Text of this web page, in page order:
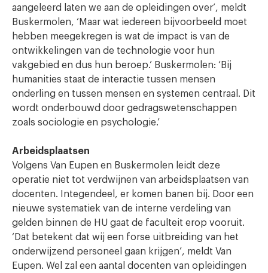
aangeleerd laten we aan de opleidingen over’, meldt
Buskermolen, ‘Maar wat iedereen bijvoorbeeld moet
hebben meegekregen is wat de impact is van de
ontwikkelingen van de technologie voor hun
vakgebied en dus hun beroep.’ Buskermolen: ‘Bij
humanities staat de interactie tussen mensen
onderling en tussen mensen en systemen centraal. Dit
wordt onderbouwd door gedragswetenschappen
zoals sociologie en psychologie.’
Arbeidsplaatsen
Volgens Van Eupen en Buskermolen leidt deze
operatie niet tot verdwijnen van arbeidsplaatsen van
docenten. Integendeel, er komen banen bij. Door een
nieuwe systematiek van de interne verdeling van
gelden binnen de HU gaat de faculteit erop vooruit.
‘Dat betekent dat wij een forse uitbreiding van het
onderwijzend personeel gaan krijgen’, meldt Van
Eupen. Wel zal een aantal docenten van opleidingen